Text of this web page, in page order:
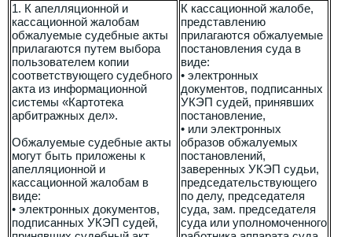
1. К апелляционной и
кассационной жалобам
обжалуемые судебные акты
прилагаются путем выбора
пользователем копии
соответствующего судебного
акта из информационной
системы «Картотека
арбитражных дел».
Обжалуемые судебные акты
могут быть приложены к
апелляционной и
кассационной жалобам в
виде:
• электронных документов,
подписанных УКЭП судей,
К кассационной жалобе,
представлению
прилагаются обжалуемые
постановления суда в
виде:
• электронных
документов, подписанных
УКЭП судей, принявших
постановление,
• или электронных
образов обжалуемых
постановлений,
заверенных УКЭП судьи,
председательствующего
по делу, председателя
суда, зам. председателя
суда или уполномоченного